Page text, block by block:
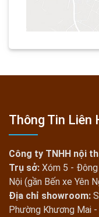
Thông Tin Liên
Công ty TNHH nội
Trụ sở: Xóm 5 -
Nội (gần Bến xe Yên
Địa chỉ showroom:
Phường Khương Mai